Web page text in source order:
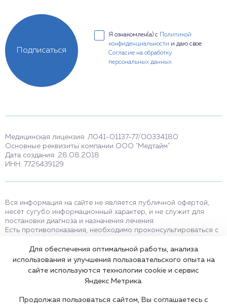
Я ознакомлен(а) с
Политикой
конфиденциальности и даю свое
Согласие на обработку
персональных данных
Подписаться
Медицинская лицензия: Л041-01137-77/00334180
Основные реквизиты компании ООО "Медтайм"
Дата создания: 28.08.2018
ИНН: 7726439129
Вся информация на сайте не является публичной офертой,
несёт сугубо информационный характер, и не служит для
постановки диагноза и назначения лечения.
Есть противопоказания, необходимо проконсультироваться с
мессенджерам и в соцсетях носят исключительно
информационный характер и не являются медицинскими
услугами.
Оставаясь на сайте вы соглашаетесь на использование cookies.
Для обеспечения оптимальной работы, анализа
использования и улучшения пользовательского опыта на
сайте используются технологии cookie и сервис
Яндекс.Метрика.
Продолжая пользоваться сайтом, Вы соглашаетесь с